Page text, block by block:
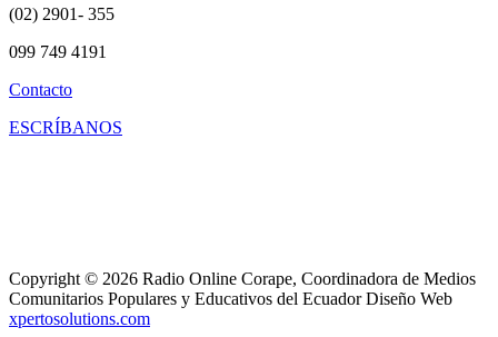
(02) 2901- 355
099 749 4191
Contacto
ESCRÍBANOS
Copyright © 2026 Radio Online Corape, Coordinadora de Medios
Comunitarios Populares y Educativos del Ecuador Diseño Web
xpertosolutions.com